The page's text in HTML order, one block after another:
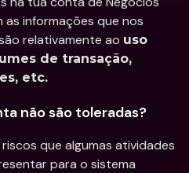
informações que nos
relativamente ao uso
de transação,
etc.
não são toleradas?
que algumas atividades
para o sistema